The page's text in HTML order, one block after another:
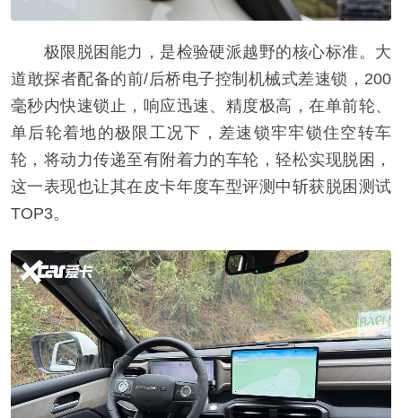
极限脱困能力，是检验硬派越野的核心标准。大
道敢探者配备的前/后桥电子控制机械式差速锁，200
毫秒内快速锁止，响应迅速、精度极高，在单前轮、
单后轮着地的极限工况下，差速锁牢牢锁住空转车
轮，将动力传递至有附着力的车轮，轻松实现脱困，
这一表现也让其在皮卡年度车型评测中斩获脱困测试
TOP3。